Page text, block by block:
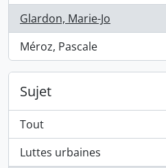
Glardon, Marie-Jo
, 1 résultats
Méroz, Pascale
, 1 résultats
Sujet
Tout
Luttes urbaines
, 1 résultats